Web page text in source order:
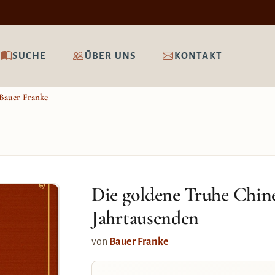
SUCHE ÜBER UNS KONTAKT
Franke
Die goldene Truhe
Jahrtausenden
von Bauer Franke